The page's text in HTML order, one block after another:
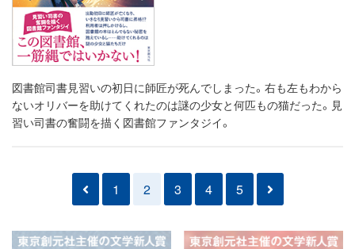
図書館司書見習いの初日に師匠が死んでしまった。右も左もわから
ないオリバーを助けてくれたのは謎の少女と何匹もの猫だった。見
習い司書の奮闘を描く図書館ファンタジイ。
1 2 3 4 5